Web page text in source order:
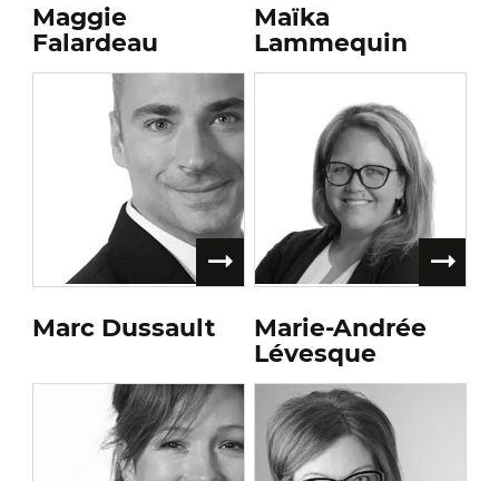
Maggie
Falardeau
Maïka
Lammequin
Marc Dussault
Marie-Andrée
Lévesque